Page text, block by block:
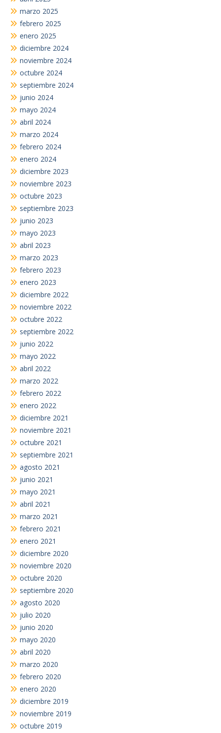
marzo 2025
febrero 2025
enero 2025
diciembre 2024
noviembre 2024
octubre 2024
septiembre 2024
junio 2024
mayo 2024
abril 2024
marzo 2024
febrero 2024
enero 2024
diciembre 2023
noviembre 2023
octubre 2023
septiembre 2023
junio 2023
mayo 2023
abril 2023
marzo 2023
febrero 2023
enero 2023
diciembre 2022
noviembre 2022
octubre 2022
septiembre 2022
junio 2022
mayo 2022
abril 2022
marzo 2022
febrero 2022
enero 2022
diciembre 2021
noviembre 2021
octubre 2021
septiembre 2021
agosto 2021
junio 2021
mayo 2021
abril 2021
marzo 2021
febrero 2021
enero 2021
diciembre 2020
noviembre 2020
octubre 2020
septiembre 2020
agosto 2020
julio 2020
junio 2020
mayo 2020
abril 2020
marzo 2020
febrero 2020
enero 2020
diciembre 2019
noviembre 2019
octubre 2019